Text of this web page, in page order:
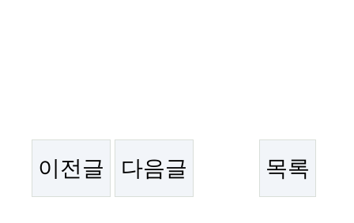
이전글 다음글 목록